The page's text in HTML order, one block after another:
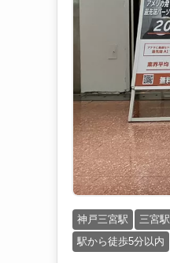
神戸三宮駅 三宮駅
駅から徒歩5分以内